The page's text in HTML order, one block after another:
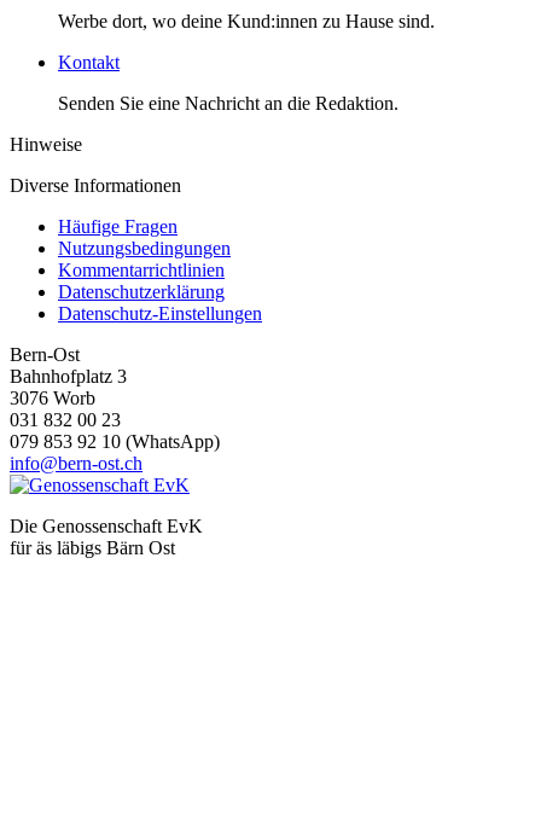
Werbe dort, wo deine Kund:innen zu Hause sind.
Kontakt
Senden Sie eine Nachricht an die Redaktion.
Hinweise
Diverse Informationen
Häufige Fragen
Nutzungsbedingungen
Kommentarrichtlinien
Datenschutzerklärung
Datenschutz-Einstellungen
Bern-Ost
Bahnhofplatz 3
3076 Worb
031 832 00 23
079 853 92 10 (WhatsApp)
info@bern-ost.ch
Die Genossenschaft EvK
für äs läbigs Bärn Ost